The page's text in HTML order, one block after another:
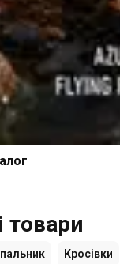
товари
Кросівки